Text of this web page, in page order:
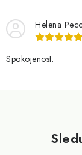
Helena
Spokojenost.